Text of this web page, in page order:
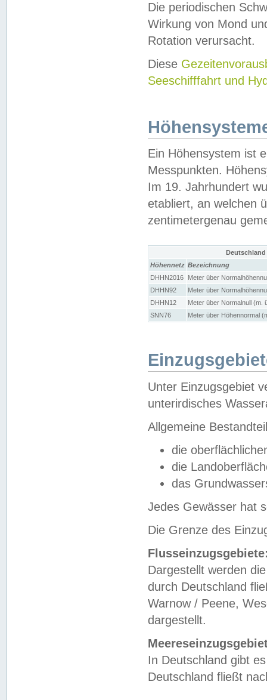
Die periodischen
Wirkung von Mond
Rotation verursacht.
Diese
Seeschifffahrt und
Ein Höhensystem ist
Messpunkten.
Im 19. Jahrhundert
etabliert, an welchen
zentimetergenau
Höhennetz Bezeichnung
DHHN2016
Meter über
DHHN92
Meter über
DHHN12
Meter über Normalnull (m.
SNN76
Meter über Höhennormal
Unter Einzugsgebiet
unterirdisches
Allgemeine
die
die
das
Jedes Gewässer hat
Die Grenze des
Dargestellt werden
durch Deutschland
Warnow / Peene,
dargestellt.
In Deutschland gibt
Deutschland fließt